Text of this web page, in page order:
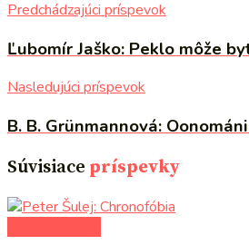
Predchádzajúci príspevok
Ľubomír Jaško: Peklo môže
Nasledujúci príspevok
B. B. Grünmannová:
Súvisiace príspevky